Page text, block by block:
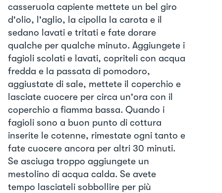
casseruola capiente mettete un bel giro
d'olio, l'aglio, la cipolla la carota e il
sedano lavati e tritati e fate dorare
qualche per qualche minuto. Aggiungete i
fagioli scolati e lavati, copriteli con acqua
fredda e la passata di pomodoro,
aggiustate di sale, mettete il coperchio e
lasciate cuocere per circa un'ora con il
coperchio a fiamma bassa. Quando i
fagioli sono a buon punto di cottura
inserite le cotenne, rimestate ogni tanto e
fate cuocere ancora per altri 30 minuti.
Se asciuga troppo aggiungete un
mestolino di acqua calda. Se avete
tempo lasciateli sobbollire per più